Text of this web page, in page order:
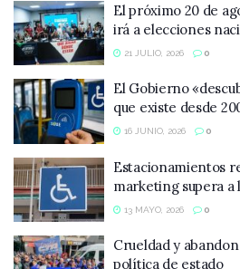
El próximo 20 de
irá a elecciones
21 JULIO, 2026 0
El Gobierno
que existe desde
16 JUNIO, 2026 0
Estacionamientos
marketing supera a
13 MAYO, 2026 0
Crueldad y
política de estado